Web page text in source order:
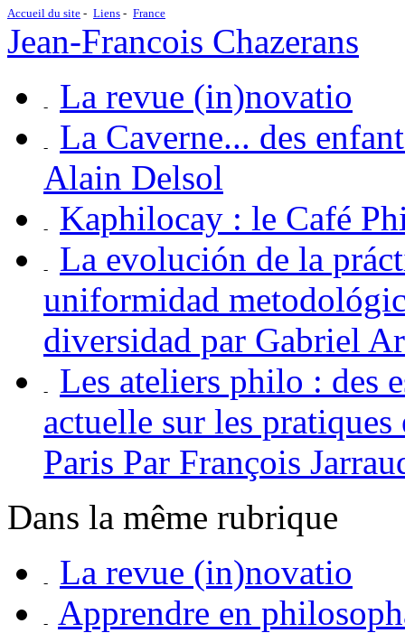
Accueil du site Liens France
Jean-Francois Chazerans
La revue (in)novatio
La Caverne... des
Alain Delsol
Kaphilocay : le Café
La evolución de la
uniformidad
diversidad par Gabriel
Les ateliers philo : des
actuelle sur les
Paris Par François
Dans la même rubrique
La revue (in)novatio
Apprendre en